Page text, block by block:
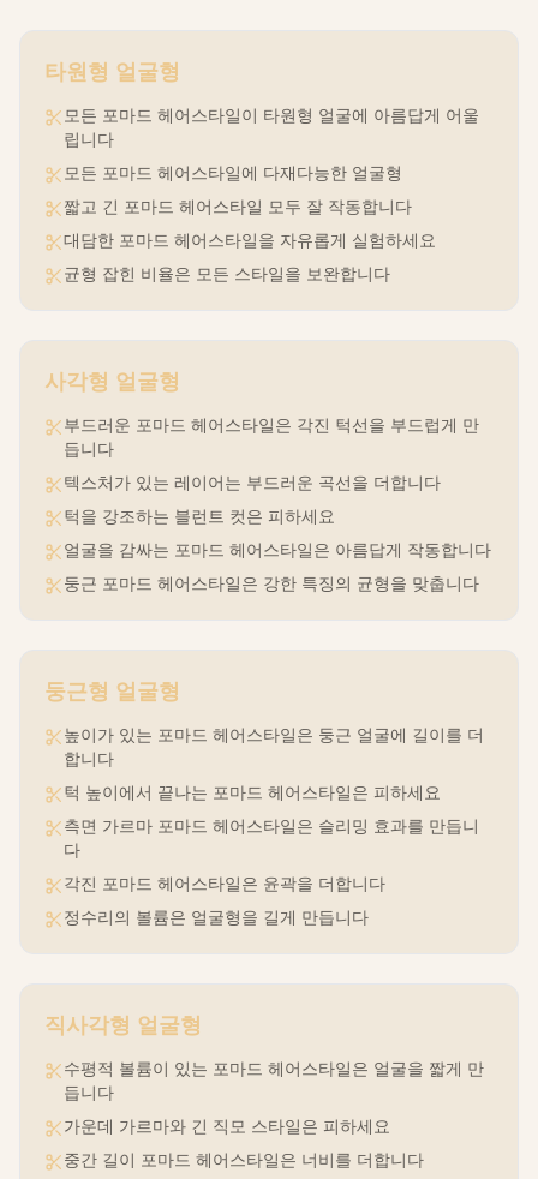
타원형 얼굴형
모든 포마드 헤어스타일이 타원형 얼굴에 아름답게 어울
립니다
모든 포마드 헤어스타일에 다재다능한 얼굴형
짧고 긴 포마드 헤어스타일 모두 잘 작동합니다
대담한 포마드 헤어스타일을 자유롭게 실험하세요
균형 잡힌 비율은 모든 스타일을 보완합니다
사각형 얼굴형
부드러운 포마드 헤어스타일은 각진 턱선을 부드럽게 만
듭니다
텍스처가 있는 레이어는 부드러운 곡선을 더합니다
턱을 강조하는 블런트 컷은 피하세요
얼굴을 감싸는 포마드 헤어스타일은 아름답게 작동합니다
둥근 포마드 헤어스타일은 강한 특징의 균형을 맞춥니다
둥근형 얼굴형
높이가 있는 포마드 헤어스타일은 둥근 얼굴에 길이를 더
합니다
턱 높이에서 끝나는 포마드 헤어스타일은 피하세요
측면 가르마 포마드 헤어스타일은 슬리밍 효과를 만듭니
다
각진 포마드 헤어스타일은 윤곽을 더합니다
정수리의 볼륨은 얼굴형을 길게 만듭니다
직사각형 얼굴형
수평적 볼륨이 있는 포마드 헤어스타일은 얼굴을 짧게 만
듭니다
가운데 가르마와 긴 직모 스타일은 피하세요
중간 길이 포마드 헤어스타일은 너비를 더합니다